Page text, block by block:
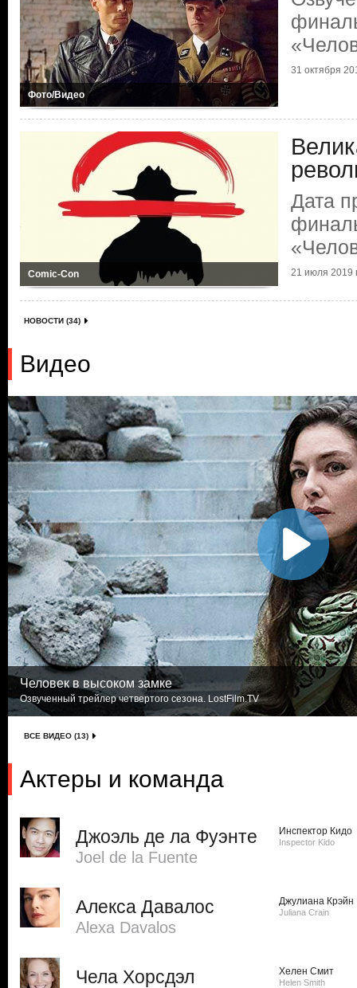
Фото/Видео
31 октября
Comic-Con
Дата
21 июля 2019
НОВОСТИ (34)
Видео
Человек в высоком замке
Озвученный трейлер четвертого сезона. LostFilm.TV
ВСЕ ВИДЕО (13)
Актеры и команда
Джоэль де ла Фуэнте
Joel de la Fuente
Инспектор Кидо
Inspector Kido
Алекса Давалос
Alexa Davalos
Джулиана Крэйн
Juliana Crain
Чела Хорсдэл Хелен Смит
Helen Smith